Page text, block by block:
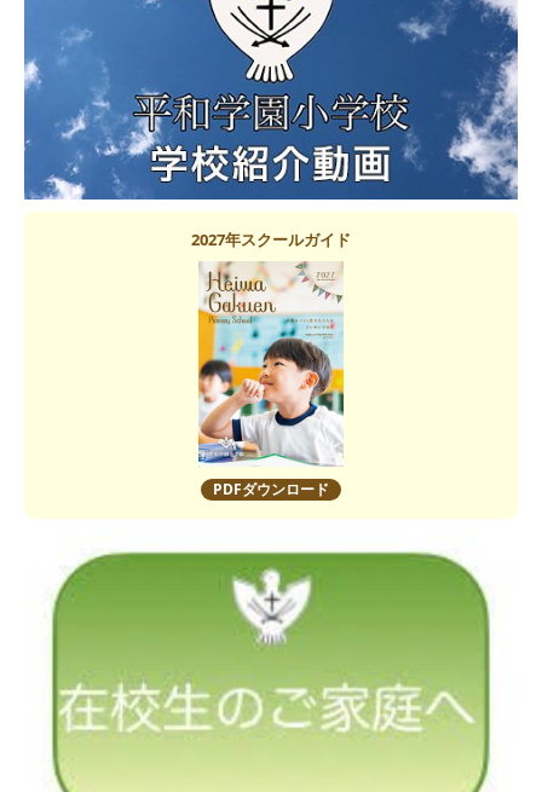
2027年スクールガイド
PDFダウンロード